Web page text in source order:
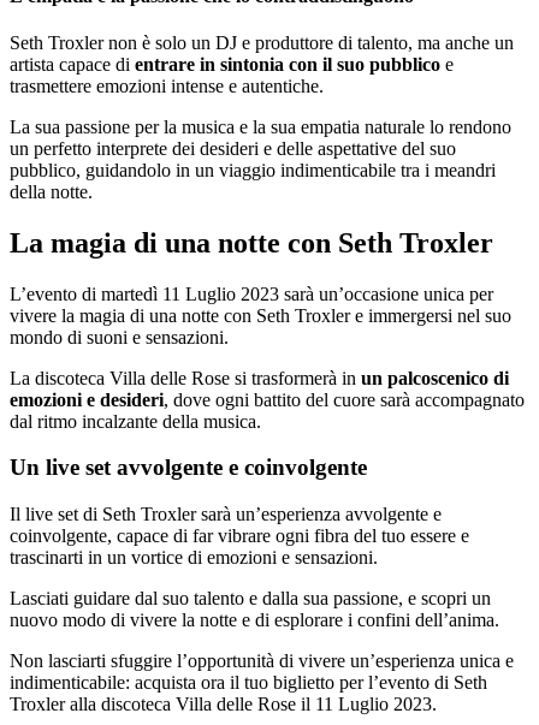
Seth Troxler non è solo un DJ e produttore di talento, ma anche un
artista capace di entrare in sintonia con il suo pubblico e
trasmettere emozioni intense e autentiche.
La sua passione per la musica e la sua empatia naturale lo rendono
un perfetto interprete dei desideri e delle aspettative del suo
pubblico, guidandolo in un viaggio indimenticabile tra i meandri
della notte.
La magia di una notte con Seth Troxler
L’evento di martedì 11 Luglio 2023 sarà un’occasione unica per
vivere la magia di una notte con Seth Troxler e immergersi nel suo
mondo di suoni e sensazioni.
La discoteca Villa delle Rose si trasformerà in un palcoscenico di
emozioni e desideri, dove ogni battito del cuore sarà accompagnato
dal ritmo incalzante della musica.
Un live set avvolgente e coinvolgente
Il live set di Seth Troxler sarà un’esperienza avvolgente e
coinvolgente, capace di far vibrare ogni fibra del tuo essere e
trascinarti in un vortice di emozioni e sensazioni.
Lasciati guidare dal suo talento e dalla sua passione, e scopri un
nuovo modo di vivere la notte e di esplorare i confini dell’anima.
Non lasciarti sfuggire l’opportunità di vivere un’esperienza unica e
indimenticabile: acquista ora il tuo biglietto per l’evento di Seth
Troxler alla discoteca Villa delle Rose il 11 Luglio 2023.